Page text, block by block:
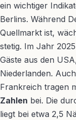
ein wichtiger
Berlins. Während
Quellmarkt ist,
stetig. Im Jahr
Gäste aus den
Niederlanden.
Frankreich tragen
Zahlen bei. Die
liegt bei etwa 2,5